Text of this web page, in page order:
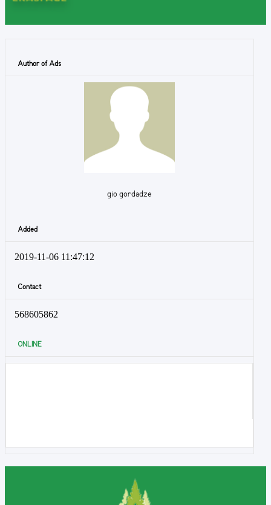
Author of Ads
gio gordadze
Added
2019-11-06 11:47:12
Contact
568605862
ONLINE